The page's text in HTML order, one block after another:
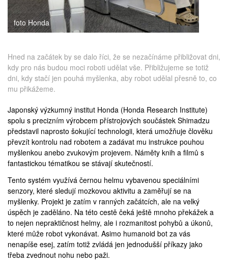
foto Honda
Hned na začátek by se dalo říci, že se nezačínáme přibližovat dni,
kdy pro nás budou moci roboti udělat vše. Přibližujeme se totiž
dni, kdy stačí jen pouhá myšlenka, aby robot udělal přesně to, co
mu přikážeme.
Japonský výzkumný institut Honda (Honda Research Institute)
spolu s precizním výrobcem přístrojových součástek Shimadzu
představil naprosto šokující technologii, která umožňuje člověku
převzít kontrolu nad robotem a zadávat mu instrukce pouhou
myšlenkou anebo zvukovým projevem. Náměty knih a filmů s
fantastickou tématikou se stávají skutečností.
Tento systém využívá černou helmu vybavenou speciálními
senzory, které sledují mozkovou aktivitu a zaměřují se na
myšlenky. Projekt je zatím v ranných začátcích, ale na velký
úspěch je zaděláno. Na této cestě čeká ještě mnoho překážek a
to nejen nepraktičnost helmy, ale i rozmanitost pohybů a úkonů,
které může robot vykonávat. Asimo humanoid bot za vás
nenapíše esej, zatím totiž zvládá jen jednodušší příkazy jako
třeba zvednout nohu nebo paži.